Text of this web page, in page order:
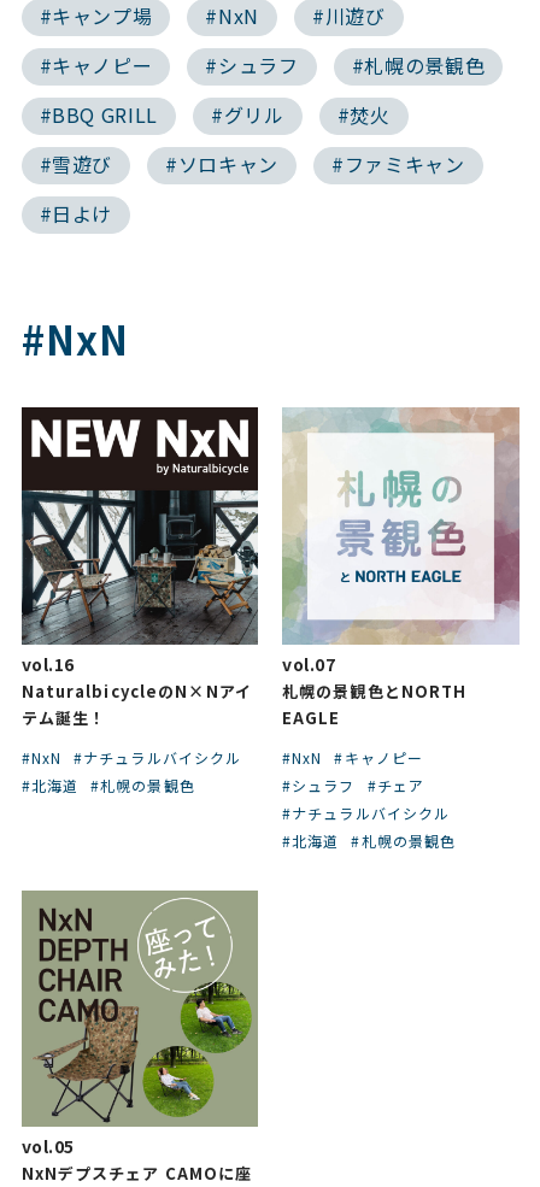
#キャンプ場
#NxN
#川遊び
#キャノピー
#シュラフ
#札幌の景観色
#BBQ GRILL
#グリル
#焚火
#雪遊び
#ソロキャン
#ファミキャン
#日よけ
#NxN
vol.16
NaturalbicycleのN×Nアイ
テム誕生！
#NxN
#ナチュラルバイシクル
#北海道
#札幌の景観色
vol.07
札幌の景観色とNORTH
EAGLE
#NxN
#キャノピー
#シュラフ
#チェア
#ナチュラルバイシクル
#北海道
#札幌の景観色
vol.05
NxNデプスチェア CAMOに座